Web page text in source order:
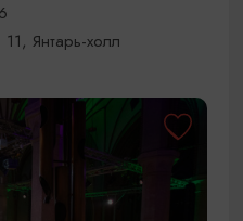
Янтарь-холл